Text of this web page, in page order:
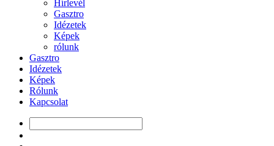
Hírlevél
Gasztro
Idézetek
Képek
rólunk
Gasztro
Idézetek
Képek
Rólunk
Kapcsolat